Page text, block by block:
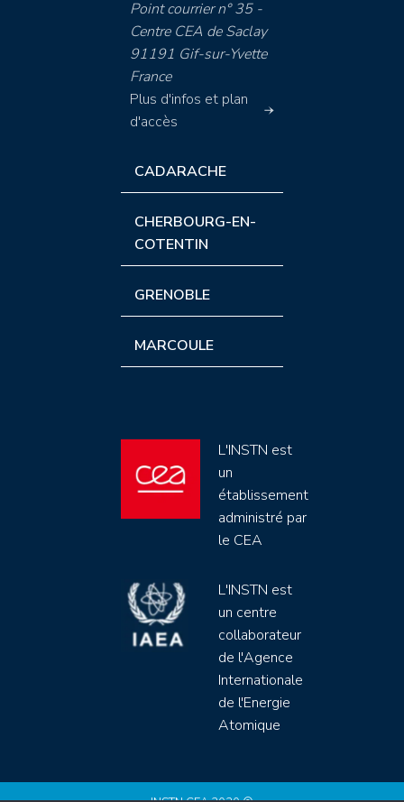
Point courrier n° 35 -
Centre CEA de Saclay
91191 Gif-sur-Yvette
France
Plus d'infos et plan
d'accès
CADARACHE
CHERBOURG-EN-
COTENTIN
GRENOBLE
MARCOULE
L'INSTN est
un
établissement
administré par
le CEA
L'INSTN est
un centre
collaborateur
de l'Agence
Internationale
de l'Energie
Atomique